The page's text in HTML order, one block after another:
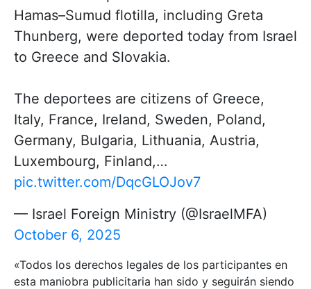
Hamas–Sumud flotilla, including Greta
Thunberg, were deported today from Israel
to Greece and Slovakia.
The deportees are citizens of Greece,
Italy, France, Ireland, Sweden, Poland,
Germany, Bulgaria, Lithuania, Austria,
Luxembourg, Finland,…
pic.twitter.com/DqcGLOJov7
— Israel Foreign Ministry (@IsraelMFA)
October 6, 2025
«Todos los derechos legales de los participantes en
esta maniobra publicitaria han sido y seguirán siendo